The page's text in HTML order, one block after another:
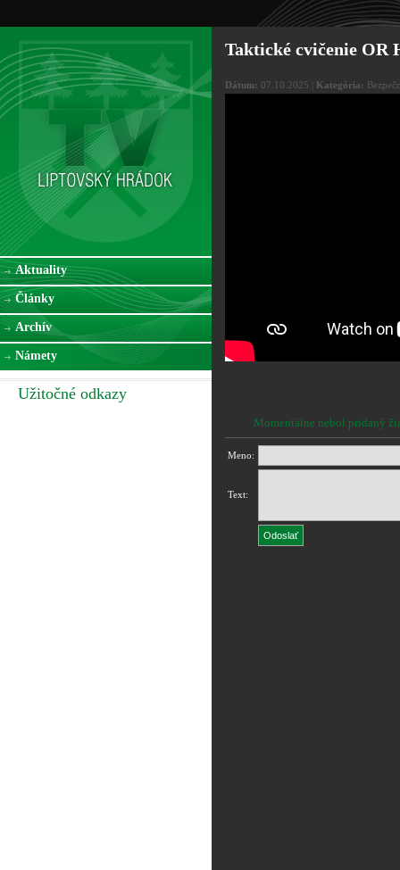
Aktuality
Články
Archív
Námety
Užitočné odkazy
Taktické cvičenie
Dátum: 07.10.2025 | Kategória:
Momentálne nebol pridaný
Meno:
Text: